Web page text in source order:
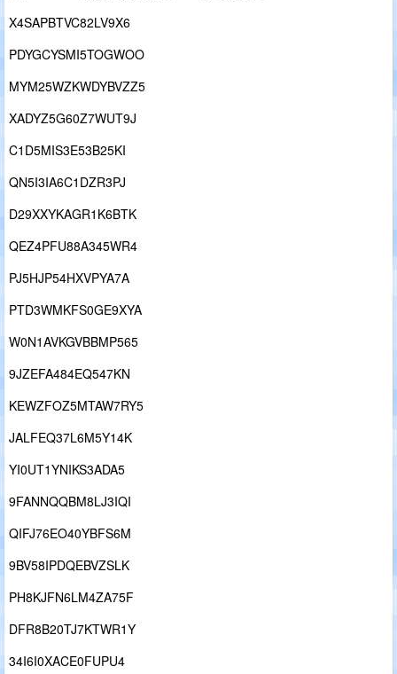
X4SAPBTVC82LV9X6
PDYGCYSMI5TOGWOO
MYM25WZKWDYBVZZ5
XADYZ5G60Z7WUT9J
C1D5MIS3E53B25KI
QN5I3IA6C1DZR3PJ
D29XXYKAGR1K6BTK
QEZ4PFU88A345WR4
PJ5HJP54HXVPYA7A
PTD3WMKFS0GE9XYA
W0N1AVKGVBBMP565
9JZEFA484EQ547KN
KEWZFOZ5MTAW7RY5
JALFEQ37L6M5Y14K
YI0UT1YNIKS3ADA5
9FANNQQBM8LJ3IQI
QIFJ76EO40YBFS6M
9BV58IPDQEBVZSLK
PH8KJFN6LM4ZA75F
DFR8B20TJ7KTWR1Y
34I6I0XACE0FUPU4